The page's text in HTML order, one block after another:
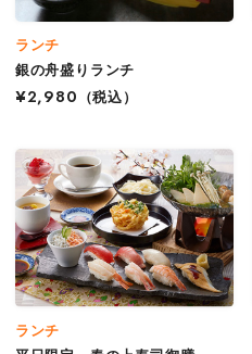
ランチ
銀の舟盛りランチ
¥2,980
（税込）
ランチ